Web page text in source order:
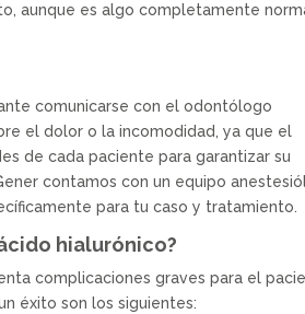
aunque es algo completamente
comunicarse con el odontólogo
el dolor o la incomodidad, ya que el
de cada paciente para garantizar su
contamos con un equipo
para tu caso y tratamiento.
hialurónico?
complicaciones graves para el
éxito son los siguientes: